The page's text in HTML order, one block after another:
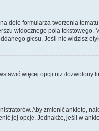
dole formularza tworzenia
widocznego pola
głosu. Jeśli nie widzisz
więcej opcji niż dozwolony
Aby zmienić ankietę,
jej opcje. Jednakże, jeśli w